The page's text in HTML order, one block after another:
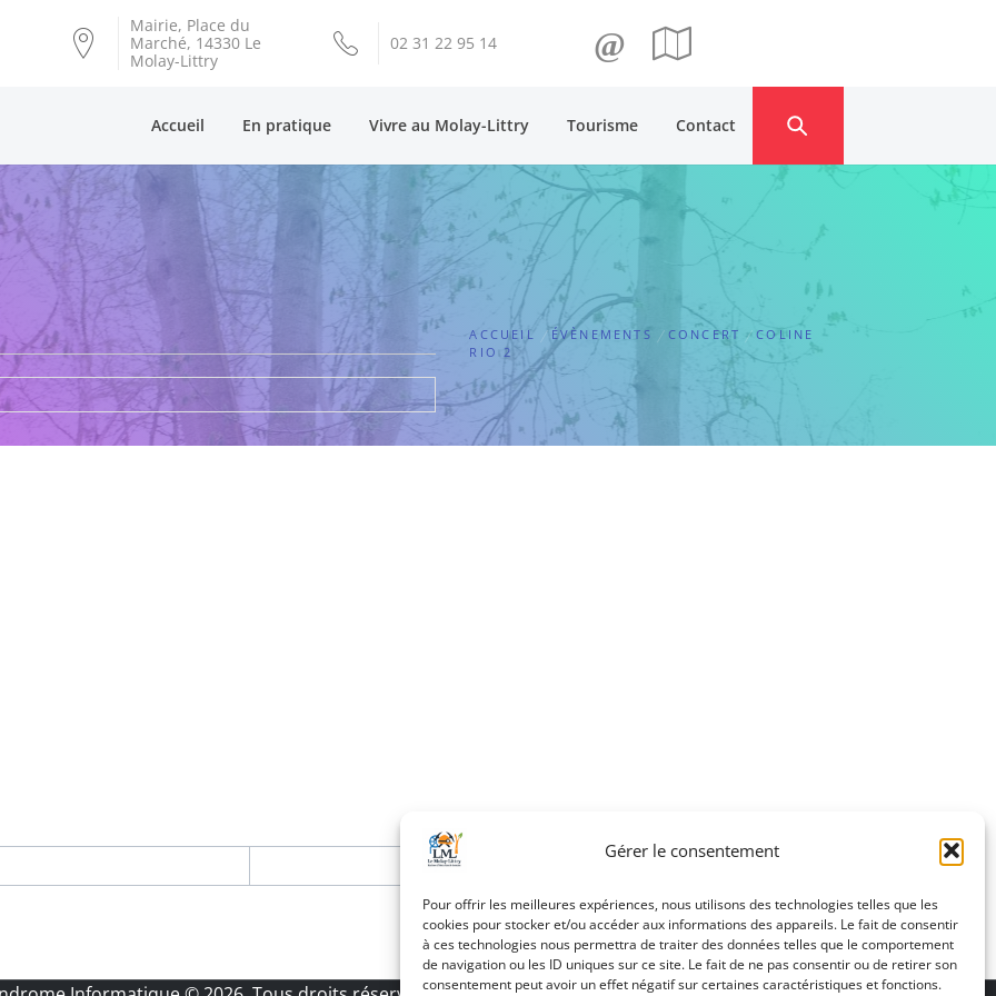
Gérer le consentement
Pour offrir les meilleures expériences, nous utilisons des technologies telles que les
cookies pour stocker et/ou accéder aux informations des appareils. Le fait de consentir
à ces technologies nous permettra de traiter des données telles que le comportement
de navigation ou les ID uniques sur ce site. Le fait de ne pas consentir ou de retirer son
consentement peut avoir un effet négatif sur certaines caractéristiques et fonctions.
Mairie, Place du
Marché, 14330 Le
Molay-Littry
02 31 22 95 14 @
Accueil En pratique Vivre au Molay-Littry Tourisme Contact
ACCUEIL ÉVÈNEMENTS CONCERT
COLINE
RIO 2